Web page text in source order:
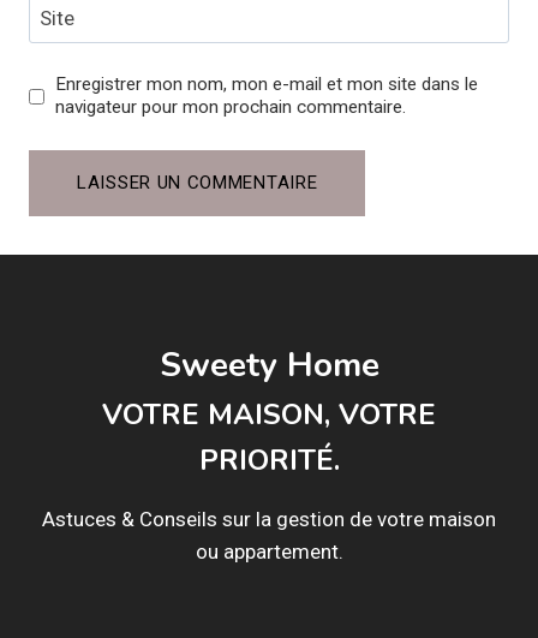
Site
Enregistrer mon nom, mon e-mail et mon site dans le
navigateur pour mon prochain commentaire.
Sweety Home
VOTRE MAISON, VOTRE
PRIORITÉ.
Astuces & Conseils sur la gestion de votre maison
ou appartement.